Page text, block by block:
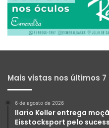
Mais vistas nos últimos 7
6 de agosto de 2026
Ilario Keller entrega
Eisstocksport pelo